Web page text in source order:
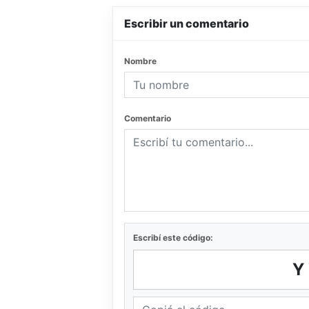
Escribir un comentario
Nombre
Comentario
Escribí este código: